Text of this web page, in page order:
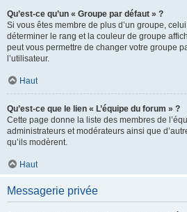
Qu’est-ce qu’un « Groupe par défaut » ?
Si vous êtes membre de plus d’un groupe,
déterminer le rang et la couleur de groupe
peut vous permettre de changer votre groupe
l’utilisateur.
Haut
Qu’est-ce que le lien « L’équipe du forum » ?
Cette page donne la liste des membres de
administrateurs et modérateurs ainsi que
qu’ils modèrent.
Haut
Messagerie privée